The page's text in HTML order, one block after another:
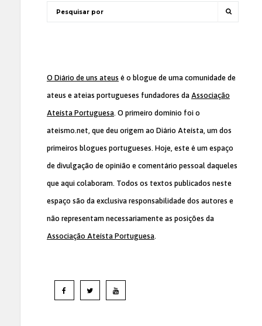
O Diário de uns ateus é o blogue de uma comunidade de
ateus e ateias portugueses fundadores da Associação
Ateísta Portuguesa. O primeiro domínio foi o
ateismo.net, que deu origem ao Diário Ateísta, um dos
primeiros blogues portugueses. Hoje, este é um espaço
de divulgação de opinião e comentário pessoal daqueles
que aqui colaboram. Todos os textos publicados neste
espaço são da exclusiva responsabilidade dos autores e
não representam necessariamente as posições da
Associação Ateísta Portuguesa.